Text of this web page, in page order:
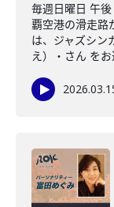
毎週日曜日 午
覇空港の滑走路
は、ジャズシン
え）・さん を